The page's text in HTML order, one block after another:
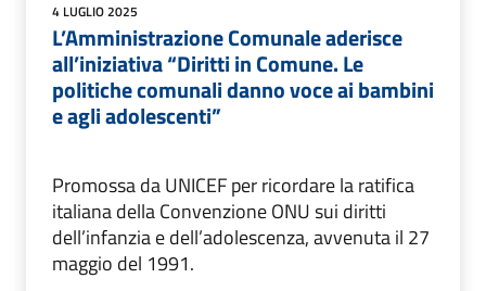
4 LUGLIO 2025
L’Amministrazione Comunale aderisce
all’iniziativa “Diritti in Comune. Le
politiche comunali danno voce ai bambini
e agli adolescenti”
Promossa da UNICEF per ricordare la ratifica
italiana della Convenzione ONU sui diritti
dell’infanzia e dell’adolescenza, avvenuta il 27
maggio del 1991.